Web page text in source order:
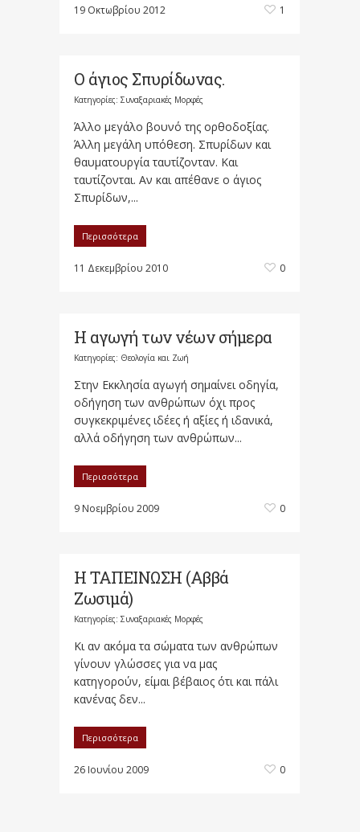
19 Οκτωβρίου 2012 1
Ο άγιος Σπυρίδωνας.
Κατηγορίες: Συναξαριακές Μορφές
Άλλο μεγάλο βουνό της ορθοδοξίας.
Άλλη μεγάλη υπόθεση. Σπυρίδων και
θαυματουργία ταυτίζονταν. Και
ταυτίζονται. Αν και απέθανε ο άγιος
Σπυρίδων,...
Περισσότερα
11 Δεκεμβρίου 2010 0
Η αγωγή των νέων σήμερα
Κατηγορίες: Θεολογία και Ζωή
Στην Εκκλησία αγωγή σημαίνει οδηγία,
οδήγηση των ανθρώπων όχι προς
συγκεκριμένες ιδέες ή αξίες ή ιδανικά,
αλλά οδήγηση των ανθρώπων...
Περισσότερα
9 Νοεμβρίου 2009 0
Η ΤΑΠΕΙΝΩΣΗ (Αββά
Ζωσιμά)
Κατηγορίες: Συναξαριακές Μορφές
Κι αν ακόμα τα σώματα των ανθρώπων
γίνουν γλώσσες για να μας
κατηγορούν, είμαι βέβαιος ότι και πάλι
κανένας δεν...
Περισσότερα
26 Ιουνίου 2009 0